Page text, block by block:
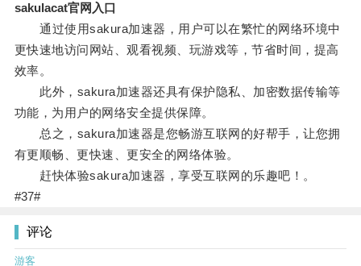
sakulacat官网入口
通过使用sakura加速器，用户可以在繁忙的网络环境中
更快速地访问网站、观看视频、玩游戏等，节省时间，提高
效率。
此外，sakura加速器还具有保护隐私、加密数据传输等
功能，为用户的网络安全提供保障。
总之，sakura加速器是您畅游互联网的好帮手，让您拥
有更顺畅、更快速、更安全的网络体验。
赶快体验sakura加速器，享受互联网的乐趣吧！。
#37#
评论
游客